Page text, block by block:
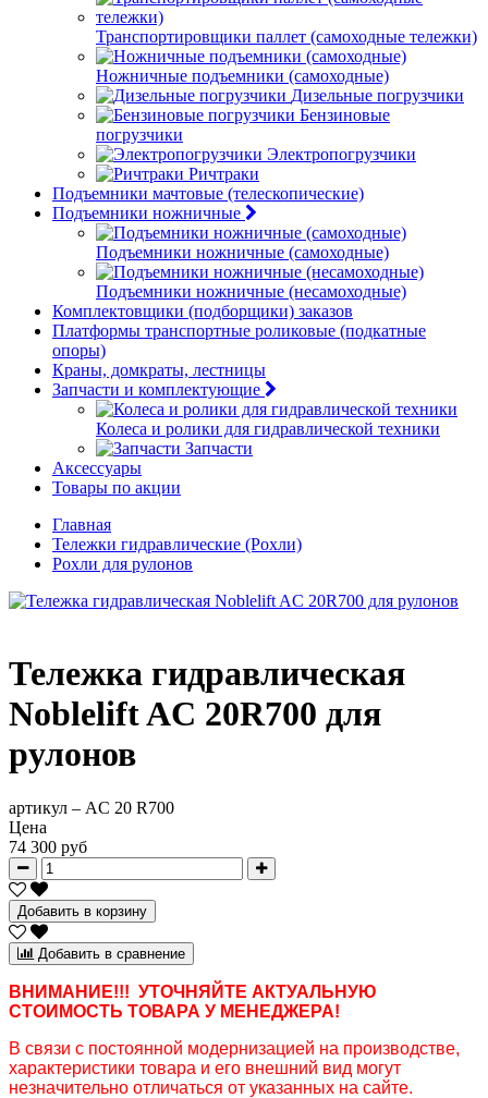
Транспортировщики паллет (самоходные тележки)
Ножничные подъемники (самоходные)
Дизельные погрузчики
Бензиновые
погрузчики
Электропогрузчики
Ричтраки
Подъемники мачтовые (телескопические)
Подъемники ножничные
Подъемники ножничные (самоходные)
Подъемники ножничные (несамоходные)
Комплектовщики (подборщики) заказов
Платформы транспортные роликовые (подкатные
опоры)
Краны, домкраты, лестницы
Запчасти и комплектующие
Колеса и ролики для гидравлической техники
Запчасти
Аксессуары
Товары по акции
Главная
Тележки гидравлические (Рохли)
Рохли для рулонов
Тележка гидравлическая
Noblelift AC 20R700 для
рулонов
артикул – AC 20 R700
Цена
74 300 руб
Добавить в корзину
Добавить в сравнение
ВНИМАНИЕ!!! УТОЧНЯЙТЕ АКТУАЛЬНУЮ
СТОИМОСТЬ ТОВАРА У МЕНЕДЖЕРА!
В связи с постоянной модернизацией на производстве,
характеристики товара и его внешний вид могут
незначительно отличаться от указанных на сайте.